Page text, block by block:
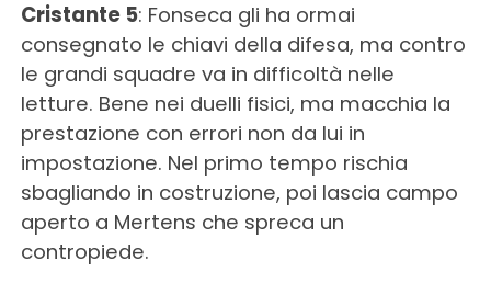
Cristante 5: Fonseca gli ha ormai
consegnato le chiavi della difesa, ma contro
le grandi squadre va in difficoltà nelle
letture. Bene nei duelli fisici, ma macchia la
prestazione con errori non da lui in
impostazione. Nel primo tempo rischia
sbagliando in costruzione, poi lascia campo
aperto a Mertens che spreca un
contropiede.